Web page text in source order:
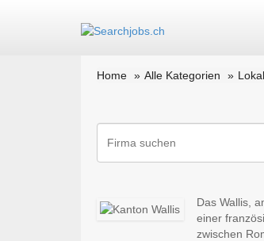
Home Alle Kategorien
Das Wallis,
einer
zwischen